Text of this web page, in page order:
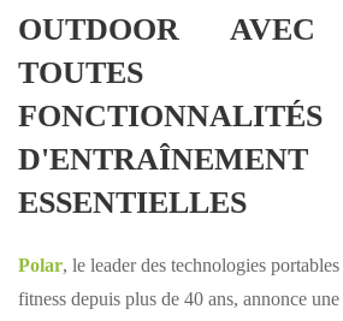
OUTDOOR
FONCTIONNALITÉS
D'ENTRAÎNEMENT
ESSENTIELLES
Polar, le leader des technologies
fitness depuis plus de 40 ans, annonce